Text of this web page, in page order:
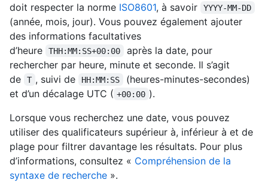
doit respecter la norme ISO8601, à savoir YYYY-MM-DD
(année, mois, jour). Vous pouvez également ajouter
des informations facultatives
d’heure
THH:MM:SS+00:00
après la date, pour
rechercher par heure, minute et seconde. Il s’agit
de
T , suivi de HH:MM:SS
(heures-minutes-secondes)
et d’un décalage UTC ( +00:00 ).
Lorsque vous recherchez une date, vous pouvez
utiliser des qualificateurs supérieur à, inférieur à et de
plage pour filtrer davantage les résultats. Pour plus
d’informations, consultez « Compréhension de la
syntaxe de recherche ».